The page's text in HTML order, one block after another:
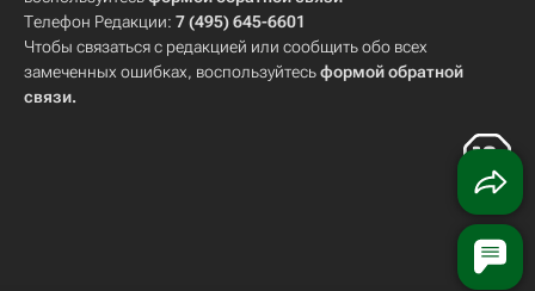
Телефон Редакции: 7 (495) 645-6601
Чтобы связаться с редакцией или сообщить обо всех
замеченных ошибках, воспользуйтесьформой обратной
связи.